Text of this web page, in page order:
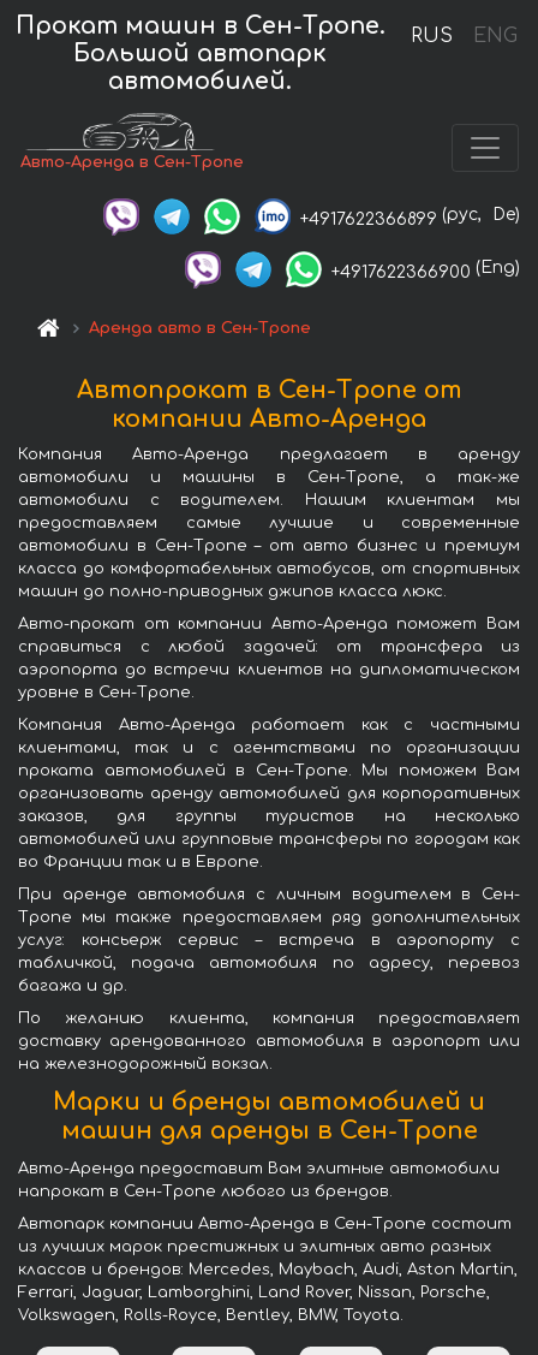
RUS ENG
Прокат машин в Сен-Тропе.
Большой автопарк
автомобилей.
Авто-Аренда в Сен-Тропе
+4917622366899 (рус, De)
+4917622366900 (Eng)
Аренда авто в Сен-Тропе
Автопрокат в Сен-Тропе от
компании Авто-Аренда
Компания Авто-Аренда предлагает в аренду
автомобили и машины в Сен-Тропе, а так-же
автомобили с водителем. Нашим клиентам мы
предоставляем самые лучшие и современные
автомобили в Сен-Тропе – от авто бизнес и премиум
класса до комфортабельных автобусов, от спортивных
машин до полно-приводных джипов класса люкс.
Авто-прокат от компании Авто-Аренда поможет Вам
справиться с любой задачей: от трансфера из
аэропорта до встречи клиентов на дипломатическом
уровне в Сен-Тропе.
Компания Авто-Аренда работает как с частными
клиентами, так и с агентствами по организации
проката автомобилей в Сен-Тропе. Мы поможем Вам
организовать аренду автомобилей для корпоративных
заказов, для группы туристов на несколько
автомобилей или групповые трансферы по городам как
во Франции так и в Европе.
При аренде автомобиля с личным водителем в Сен-
Тропе мы также предоставляем ряд дополнительных
услуг: консьерж сервис – встреча в аэропорту с
табличкой, подача автомобиля по адресу, перевоз
багажа и др.
По желанию клиента, компания предоставляет
доставку арендованного автомобиля в аэропорт или
на железнодорожный вокзал.
Марки и бренды автомобилей и
машин для аренды в Сен-Тропе
Авто-Аренда предоставит Вам элитные автомобили
напрокат в Сен-Тропе любого из брендов.
Автопарк компании Авто-Аренда в Сен-Тропе состоит
из лучших марок престижных и элитных авто разных
классов и брендов: Mercedes, Maybach, Audi, Aston Martin,
Ferrari, Jaguar, Lamborghini, Land Rover, Nissan, Porsche,
Volkswagen, Rolls-Royce, Bentley, BMW, Toyota.